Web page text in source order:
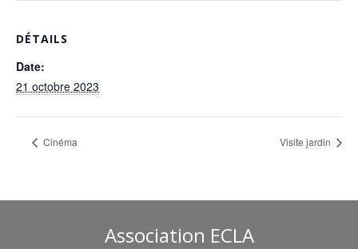
DÉTAILS
Date:
21 octobre 2023
Cinéma Visite jardin
Association ECLA